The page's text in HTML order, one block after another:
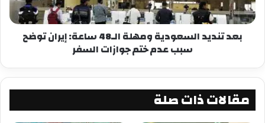
بعد تنديد السعودية ومهلة الـ48 ساعة: إيران توضح
سبب عدم ختم جوازات السفر
مقالات ذات صلة